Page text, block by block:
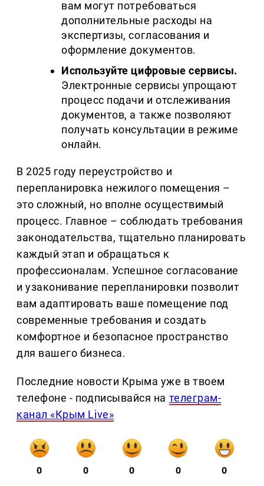
вам могут потребоваться
дополнительные расходы на
экспертизы, согласования и
оформление документов.
Используйте цифровые сервисы.
Электронные сервисы упрощают
процесс подачи и отслеживания
документов, а также позволяют
получать консультации в режиме
онлайн.
В 2025 году переустройство и
перепланировка нежилого помещения –
это сложный, но вполне осуществимый
процесс. Главное – соблюдать требования
законодательства, тщательно планировать
каждый этап и обращаться к
профессионалам. Успешное согласование
и узаконивание перепланировки позволит
вам адаптировать ваше помещение под
современные требования и создать
комфортное и безопасное пространство
для вашего бизнеса.
Последние новости Крыма уже в твоем
телефоне - подписывайся на телеграм-
канал «Крым Live»
0 0 0 0 0